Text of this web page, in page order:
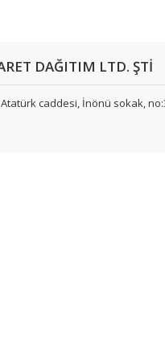
DAĞITIM LTD. ŞTİ
Atatürk caddesi, İnönü sokak,